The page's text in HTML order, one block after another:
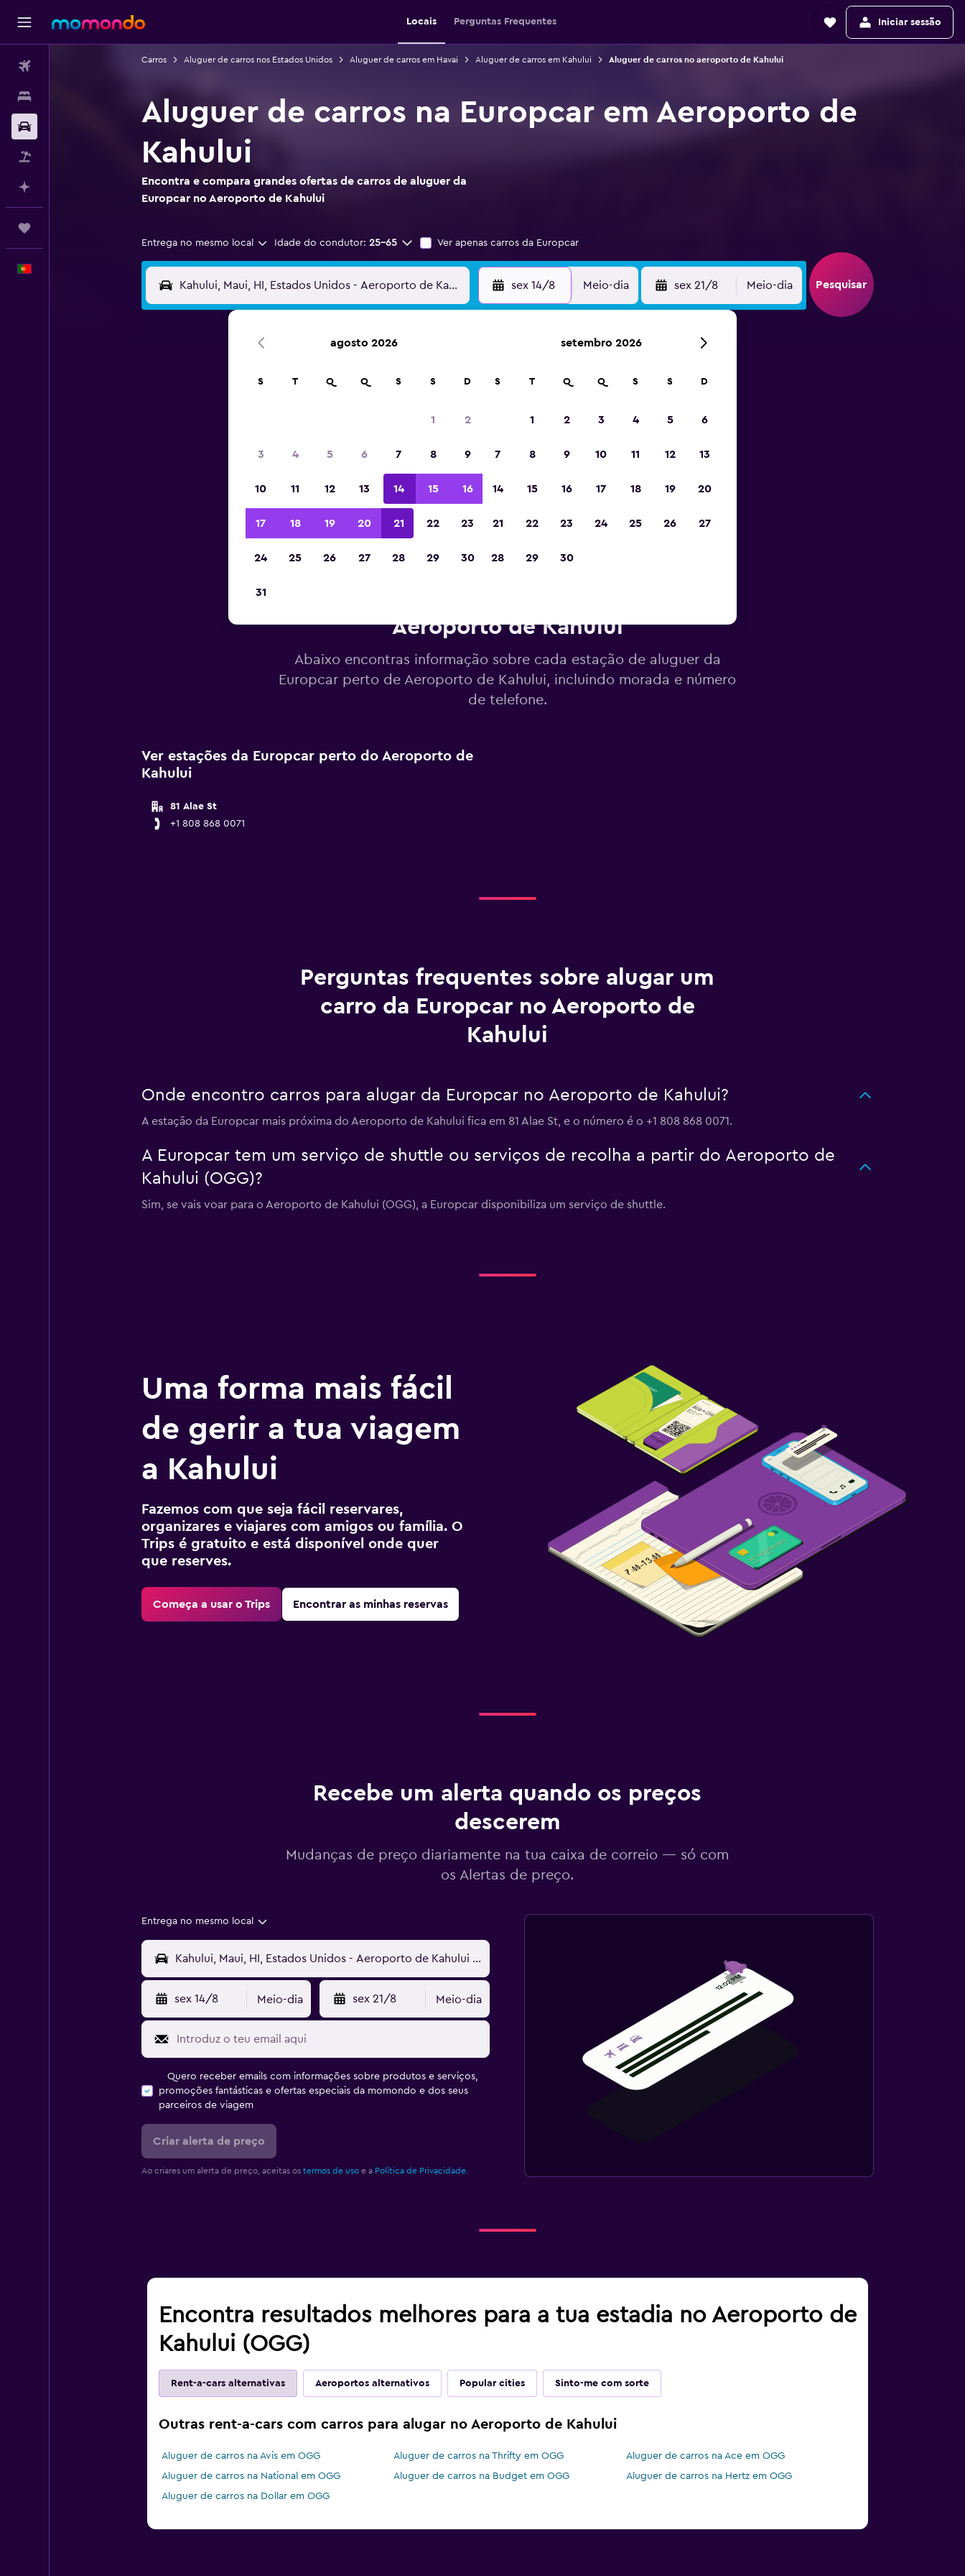
Locais Perguntas Frequentes Iniciar sessão
Carros Aluguer de carros nos Estados Unidos Aluguer de carros em Havai Aluguer de carros em Kahului Aluguer de carros no aeroporto de Kahului
Aluguer de carros na Europcar em Aeroporto de
Kahului
Encontra e compara grandes ofertas de carros de aluguer da
Europcar no Aeroporto de Kahului
Entrega no mesmo local Idade do condutor: 25-65 Ver apenas carros da Europcar
sex 14/8 Meio-dia sex 21/8 Meio-dia Pesquisar
de 2023
Aeroporto de Kahului
Abaixo encontras informação sobre cada estação de aluguer da
Europcar perto de Aeroporto de Kahului, incluindo morada e número
de telefone.
Ver estações da Europcar perto do Aeroporto de
Kahului
81 Alae St
+1 808 868 0071
Perguntas frequentes sobre alugar um
carro da Europcar no Aeroporto de
Kahului
Onde encontro carros para alugar da Europcar no Aeroporto de Kahului?
A estação da Europcar mais próxima do Aeroporto de Kahului fica em 81 Alae St, e o número é o +1 808 868 0071.
A Europcar tem um serviço de shuttle ou serviços de recolha a partir do Aeroporto de
Kahului (OGG)?
Sim, se vais voar para o Aeroporto de Kahului (OGG), a Europcar disponibiliza um serviço de shuttle.
Uma forma mais fácil
de gerir a tua viagem
a Kahului
Fazemos com que seja fácil reservares,
organizares e viajares com amigos ou família. O
Trips é gratuito e está disponível onde quer
que reserves.
Começa a usar o Trips Encontrar as minhas reservas
Recebe um alerta quando os preços
descerem
Mudanças de preço diariamente na tua caixa de correio — só com
os Alertas de preço.
Entrega no mesmo local
sex 14/8 Meio-dia sex 21/8 Meio-dia
Quero receber emails com informações sobre produtos e serviços,
promoções fantásticas e ofertas especiais da momondo e dos seus
parceiros de viagem
Criar alerta de preço
Ao criares um alerta de preço, aceitas os termos de usoe a Política de Privacidade.
Encontra resultados melhores para a tua estadia no Aeroporto de
Kahului (OGG)
Rent-a-cars alternativas Aeroportos alternativos Popular cities Sinto-me com sorte
Outras rent-a-cars com carros para alugar no Aeroporto de Kahului
Aluguer de carros na Avis em OGG Aluguer de carros na Thrifty em OGG
Aluguer de carros na Ace em OGG
Aluguer de carros na National em OGG
Aluguer de carros na Budget em OGG
Aluguer de carros na Hertz em OGG
Aluguer de carros na Dollar em OGG
agosto 2026
S T Q Q S S D
1 2
3 4 5 6 7 8 9
10 11 12 13 14 15 16
17 18 19 20 21 22 23
24 25 26 27 28 29 30
31
setembro 2026
S T Q Q S S D
1 2 3 4 5 6
7 8 9 10 11 12 13
14 15 16 17 18 19 20
21 22 23 24 25 26 27
28 29 30